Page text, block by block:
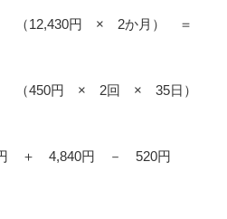
－ （12,430円 × 2か月） ＝
（450円 × 2回 × 35日）
円 ＋ 4,840円 － 520円